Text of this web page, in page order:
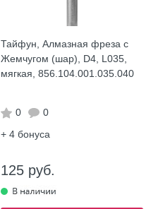
Тайфун, Алмазная фреза с
Жемчугом (шар), D4, L035,
мягкая, 856.104.001.035.040
0
0
+ 4 бонуса
125 руб.